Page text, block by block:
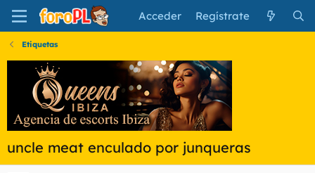
Acceder Regístrate
Etiquetas
uncle meat enculado por junqueras